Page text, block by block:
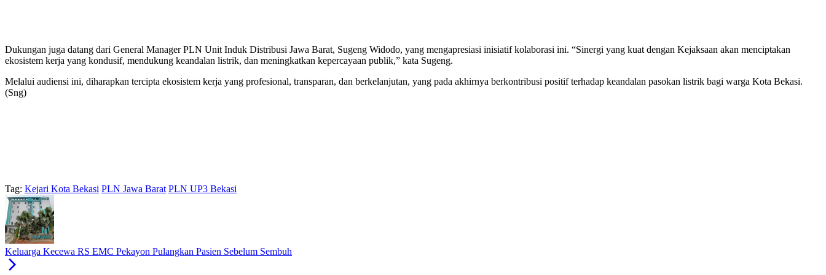
Dukungan juga datang dari General Manager PLN Unit Induk Distribusi Jawa Barat, Sugeng Widodo, yang mengapresiasi inisiatif kolaborasi ini. “Sinergi yang kuat dengan Kejaksaan akan menciptakan
ekosistem kerja yang kondusif, mendukung keandalan listrik, dan meningkatkan kepercayaan publik,” kata Sugeng.
Melalui audiensi ini, diharapkan tercipta ekosistem kerja yang profesional, transparan, dan berkelanjutan, yang pada akhirnya berkontribusi positif terhadap keandalan pasokan listrik bagi warga Kota Bekasi.
(Sng)
Tag: Kejari Kota Bekasi PLN Jawa Barat PLN UP3 Bekasi
Keluarga Kecewa RS EMC Pekayon Pulangkan Pasien Sebelum Sembuh